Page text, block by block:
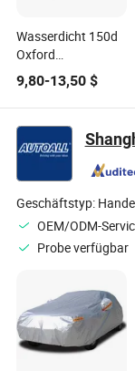
Wasserdicht 150d
Oxford
Autoabdeckung
9,80-13,50 $
Geschäftstyp:
OEM/ODM-
Probe verfügbar